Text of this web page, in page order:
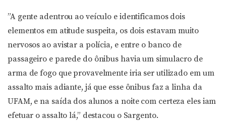
”A gente adentrou ao veículo e identificamos dois
elementos em atitude suspeita, os dois estavam muito
nervosos ao avistar a polícia, e entre o banco de
passageiro e parede do ônibus havia um simulacro de
arma de fogo que provavelmente iria ser utilizado em um
assalto mais adiante, já que esse ônibus faz a linha da
UFAM, e na saída dos alunos a noite com certeza eles iam
efetuar o assalto lá,” destacou o Sargento.